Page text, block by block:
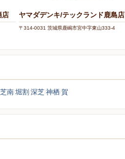
店 ヤマダデンキ/テックランド鹿島店
〒314-0031 茨城県鹿嶋市宮中字東山333-4
南堀割 深芝神栖 賀